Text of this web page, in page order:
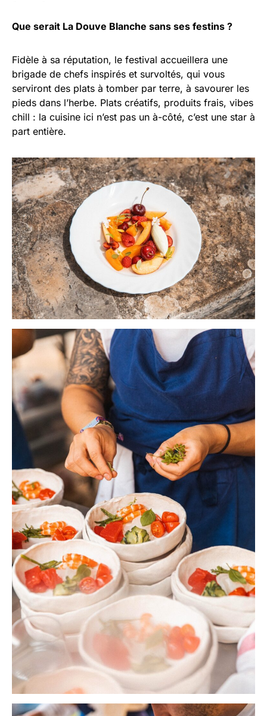
Que serait La Douve Blanche sans ses festins ?
Fidèle à sa réputation, le festival accueillera une
brigade de chefs inspirés et survoltés, qui vous
serviront des plats à tomber par terre, à savourer les
pieds dans l’herbe. Plats créatifs, produits frais, vibes
chill : la cuisine ici n’est pas un à-côté, c’est une star à
part entière.